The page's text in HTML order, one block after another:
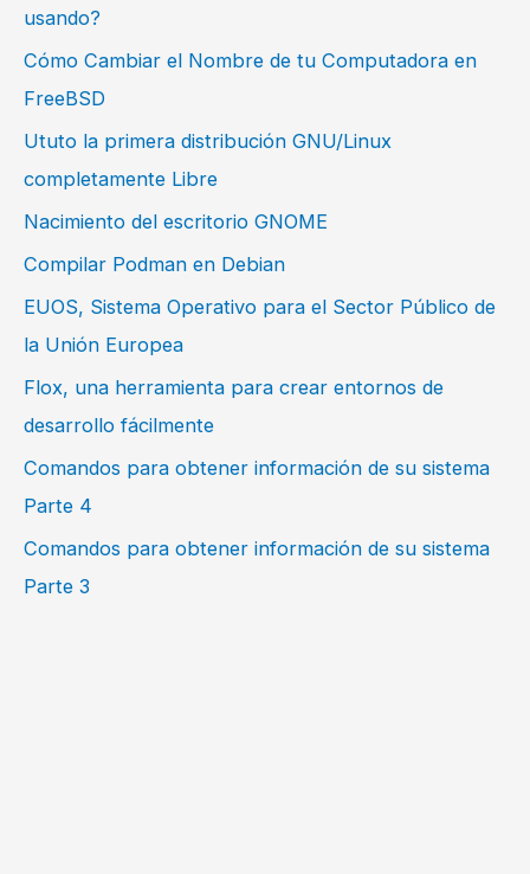
usando?
Cómo Cambiar el Nombre de tu Computadora en
FreeBSD
Ututo la primera distribución GNU/Linux
completamente Libre
Nacimiento del escritorio GNOME
Compilar Podman en Debian
EUOS, Sistema Operativo para el Sector Público de
la Unión Europea
Flox, una herramienta para crear entornos de
desarrollo fácilmente
Comandos para obtener información de su sistema
Parte 4
Comandos para obtener información de su sistema
Parte 3